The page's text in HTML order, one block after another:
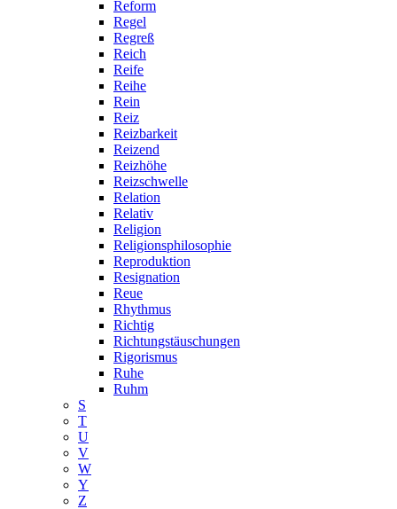
Reform
Regel
Regreß
Reich
Reife
Reihe
Rein
Reiz
Reizbarkeit
Reizend
Reizhöhe
Reizschwelle
Relation
Relativ
Religion
Religionsphilosophie
Reproduktion
Resignation
Reue
Rhythmus
Richtig
Richtungstäuschungen
Rigorismus
Ruhe
Ruhm
S
T
U
V
W
Y
Z